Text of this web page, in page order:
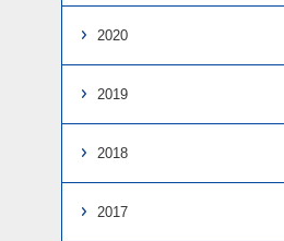
2020
2019
2018
2017